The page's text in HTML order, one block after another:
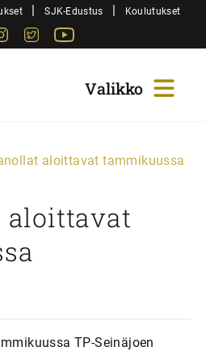
| SJK-Edustus | Koulutukset
Instagram
Twitter
aloittavat tammikuussa
TP-Seinäjoen